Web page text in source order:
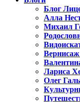
Блог
Алла
Михаил
Лариса
Олег